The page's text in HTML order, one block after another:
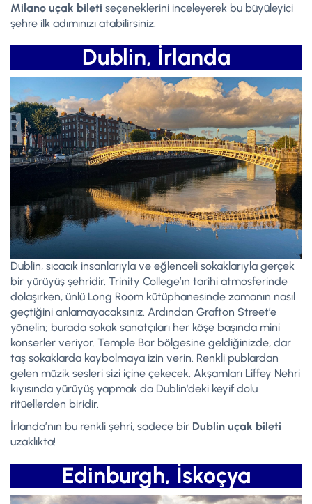
Milano uçak bileti seçeneklerini inceleyerek bu büyüleyici
şehre ilk adımınızı atabilirsiniz.
Dublin, İrlanda
Dublin, sıcacık insanlarıyla ve eğlenceli sokaklarıyla gerçek
bir yürüyüş şehridir. Trinity College’ın tarihi atmosferinde
dolaşırken, ünlü Long Room kütüphanesinde zamanın nasıl
geçtiğini anlamayacaksınız. Ardından Grafton Street’e
yönelin; burada sokak sanatçıları her köşe başında mini
konserler veriyor. Temple Bar bölgesine geldiğinizde, dar
taş sokaklarda kaybolmaya izin verin. Renkli publardan
gelen müzik sesleri sizi içine çekecek. Akşamları Liffey Nehri
kıyısında yürüyüş yapmak da Dublin’deki keyif dolu
ritüellerden biridir.
İrlanda’nın bu renkli şehri, sadece bir Dublin uçak bileti
uzaklıkta!
Edinburgh, İskoçya